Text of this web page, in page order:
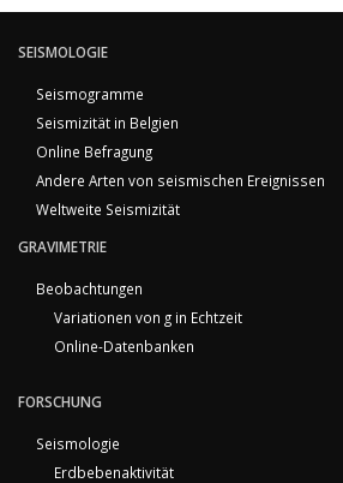
SEISMOLOGIE
Seismogramme
Seismizität in Belgien
Online Befragung
Andere Arten von seismischen Ereignissen
Weltweite Seismizität
GRAVIMETRIE
Beobachtungen
Variationen von g in Echtzeit
Online-Datenbanken
FORSCHUNG
Seismologie
Erdbebenaktivität